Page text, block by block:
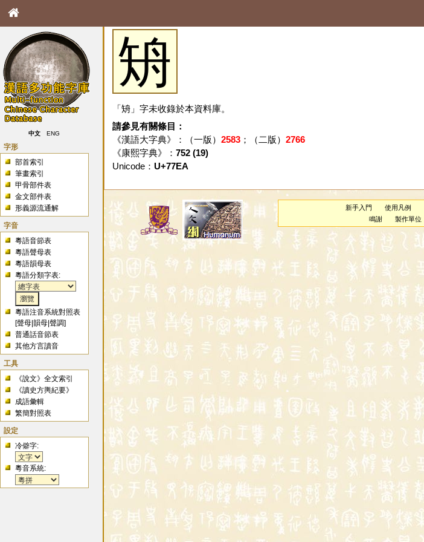
中文 ENG
字形
部首索引
筆畫索引
甲骨部件表
金文部件表
形義源流通解
字音
粵語音節表
粵語聲母表
粵語韻母表
粵語分類字表:
粵語注音系統對照表
[聲母 |韻母 |聲調]
普通話音節表
其他方言讀音
工具
《說文》全文索引
《讀史方輿紀要》
成語彙輯
繁簡對照表
設定
冷僻字:
粵音系統:
矪
「矪」字未收錄於本資料庫。
請參見有關條目：
《漢語大字典》：（一版） 2583；（二版） 2766
《康熙字典》： 752 (19)
Unicode： U+77EA
新手入門 使用凡例
鳴謝
製作單位